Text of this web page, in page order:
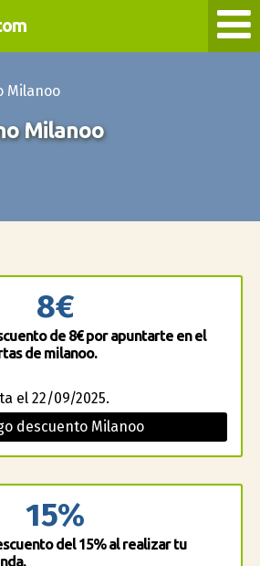
Milanoo
8€
de 8€ por apuntarte en el
de milanoo.
el 22/09/2025.
descuento Milanoo
15%
del 15% al realizar tu